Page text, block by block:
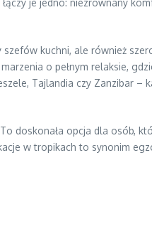
je jedno: niezrównany
kuchni, ale również
o pełnym relaksie,
Tajlandia czy Zanzibar –
doskonała opcja dla osób,
w tropikach to synonim